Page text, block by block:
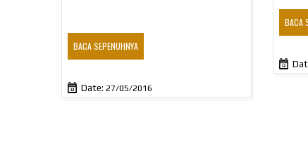
BACA SEPENUHNYA
Date: 27/05/2016
BACA